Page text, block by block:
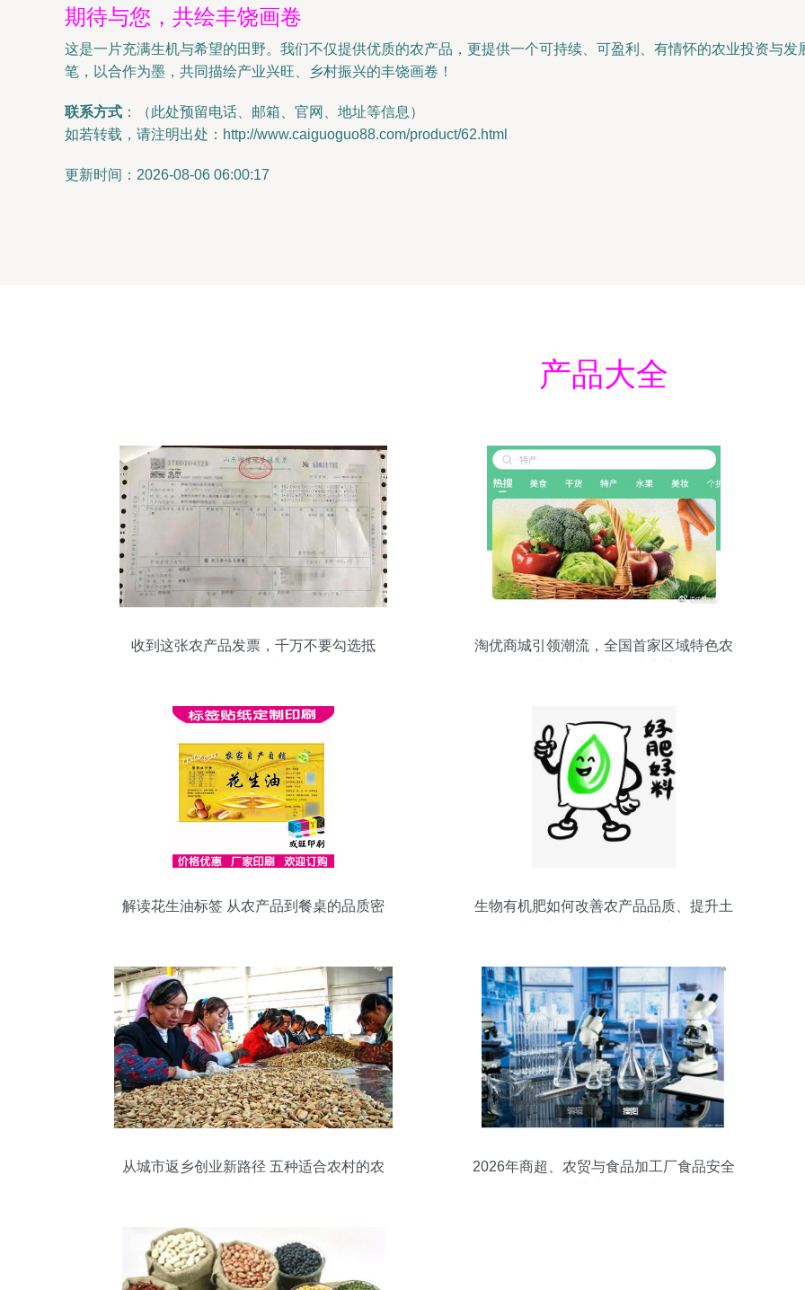
期待与您，共绘丰饶画卷
这是一片充满生机与希望的田野。我们不仅提供优质的农产品，更提供一个可持续、可盈利、有情怀的农业投资与
笔，以合作为墨，共同描绘产业兴旺、乡村振兴的丰饶画卷！
联系方式 ：（此处预留电话、邮箱、官网、地址等信息）
如若转载，请注明出处：http://www.caiguoguo88.com/product/62.html
更新时间：2026-08-06 06:00:17
产品大全
收到这张农产品发票，千万不要勾选抵
淘优商城引领潮流，全国首家区域特色农
解读花生油标签 从农产品到餐桌的品质密
生物有机肥如何改善农产品品质、提升土
从城市返乡创业新路径 五种适合农村的农
2026年商超、农贸与食品加工厂食品安全